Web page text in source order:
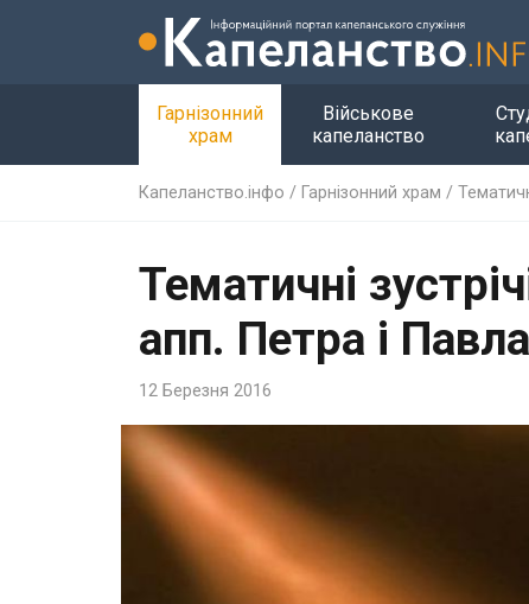
Гарнізонний
храм
Військове
капеланство
Капеланство.інфо / Гарнізонний храм /
Тематичні
апп. Петра і Павла
12 Березня 2016